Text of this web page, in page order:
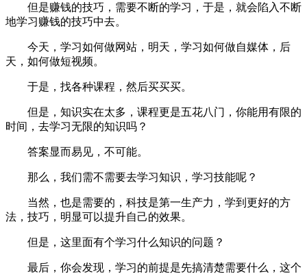
但是赚钱的技巧，需要不断的学习，于是，就会陷入不断
地学习赚钱的技巧中去。
今天，学习如何做网站，明天，学习如何做自媒体，后
天，如何做短视频。
于是，找各种课程，然后买买买。
但是，知识实在太多，课程更是五花八门，你能用有限的
时间，去学习无限的知识吗？
答案显而易见，不可能。
那么，我们需不需要去学习知识，学习技能呢？
当然，也是需要的，科技是第一生产力，学到更好的方
法，技巧，明显可以提升自己的效果。
但是，这里面有个学习什么知识的问题？
最后，你会发现，学习的前提是先搞清楚需要什么，这个